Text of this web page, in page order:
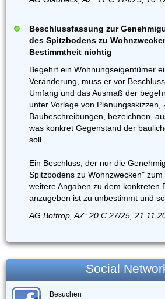
Beschlussfassung zur
des Spitzbodens zu
Bestimmtheit nichtig
Begehrt ein Wohnungseigentümer
Veränderung, muss er vor
Umfang und das Ausmaß der
unter Vorlage von Planungsskizzen,
Baubeschreibungen, bezeichnen,
was konkret Gegenstand der
soll.
Ein Beschluss, der nur die
Spitzbodens zu Wohnzwecken"
weitere Angaben zu dem konkreten
anzugeben ist zu unbestimmt und
AG Bottrop, AZ: 20 C 27/25,
Social
Besuchen